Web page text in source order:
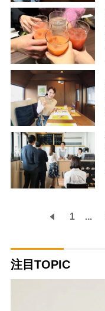
1 ...
注目TOPIC